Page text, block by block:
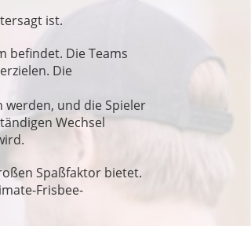
ist.
befindet. Die Teams
Die
werden, und die Spieler
Wechsel
Spaßfaktor bietet.
Frisbee-